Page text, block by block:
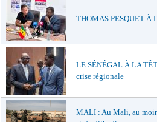
THOMAS PESQUET À
LE SÉNÉGAL À LA
crise régionale
MALI : Au Mali, au